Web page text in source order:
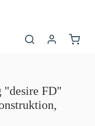
5 Sternen
"desire FD"